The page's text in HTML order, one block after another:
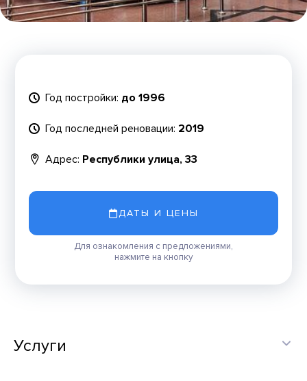
Год постройки: до 1996
Год последней реновации: 2019
Адрес: Республики улица, 33
ДАТЫ И ЦЕНЫ
Для ознакомления с предложениями,
нажмите на кнопку
Услуги